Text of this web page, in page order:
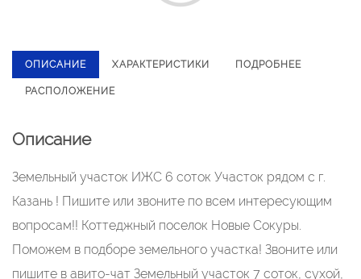
ОПИСАНИЕ ХАРАКТЕРИСТИКИ ПОДРОБНЕЕ
РАСПОЛОЖЕНИЕ
Описание
Земельный участок ИЖС 6 соток Участок рядом с г.
Казань ! Пишите или звоните по всем интересующим
вопросам!! Коттеджный поселок Новые Сокуры.
Поможем в подборе земельного участка! Звоните или
пишите в авито-чат Земельный участок 7 соток, сухой,